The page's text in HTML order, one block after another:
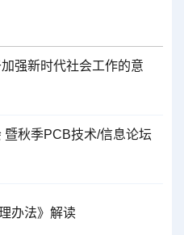
强新时代社会工作的意
秋季PCB技术/信息论坛
办法》解读